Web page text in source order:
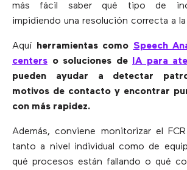
más fácil saber qué tipo de
impidiendo una resolución correcta a la
Aquí herramientas como Speech
centers o soluciones de
IA para
pueden ayudar a detectar
motivos de contacto y encontrar
con más rapidez.
Además, conviene monitorizar el
tanto a nivel individual como de
qué procesos están fallando o qué